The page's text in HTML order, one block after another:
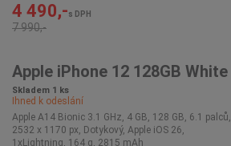
4 490,-s DPH
7 990,-
Apple iPhone 12 128GB White
Skladem 1 ks
Ihned k odeslání
Apple A14 Bionic 3.1 GHz, 4 GB, 128 GB, 6.1 palců,
2532 x 1170 px, Dotykový, Apple iOS 26,
1xLightning, 164 g, 2815 mAh